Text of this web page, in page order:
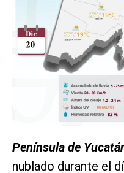
Península de
nublado durante el